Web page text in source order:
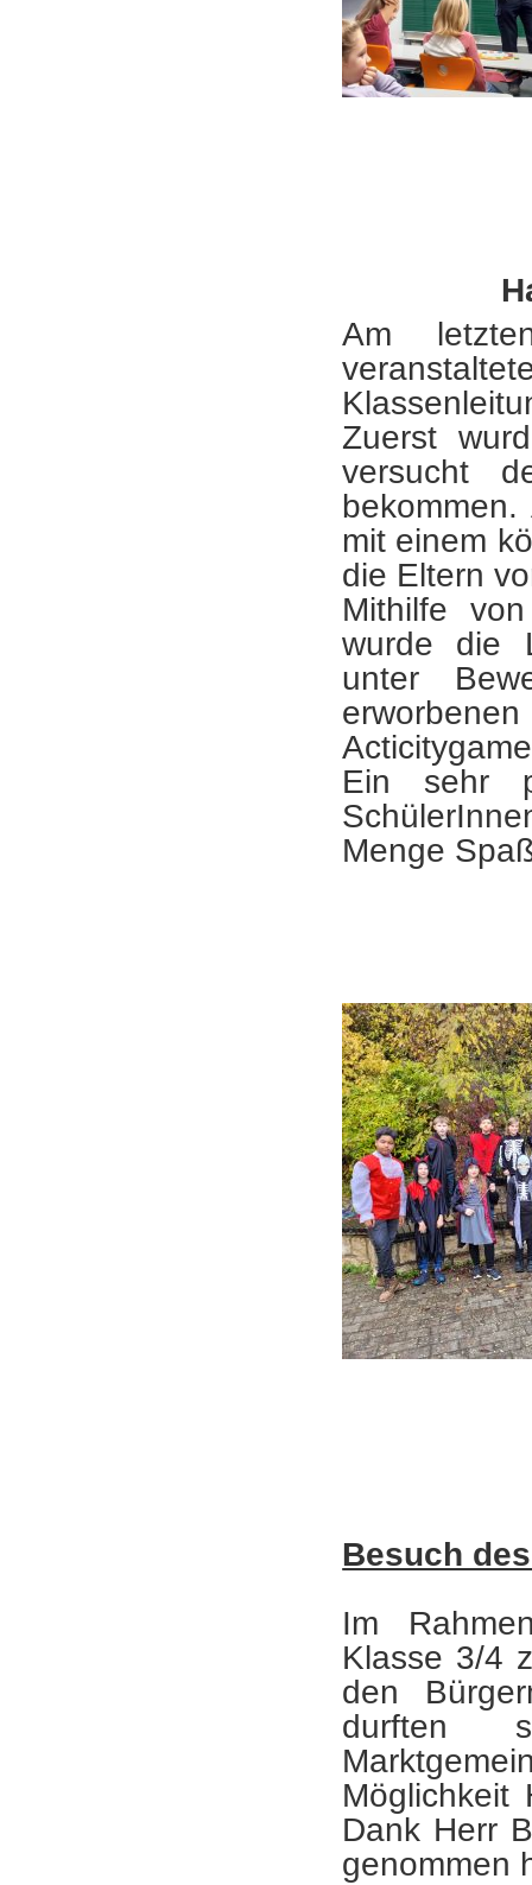
Am
Zuerst
versucht
mit einem
die Eltern
Mithilfe
wurde die
unter
Ein sehr
Menge
Besuch
Im
Klasse 3/4
den
durften
Dank Herr
genommen